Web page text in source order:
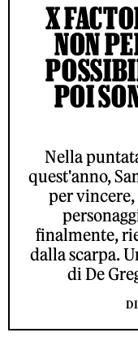
X
NON
POI
Nella
quest'anno,
per
finalmente,
dalla scarpa.
di De